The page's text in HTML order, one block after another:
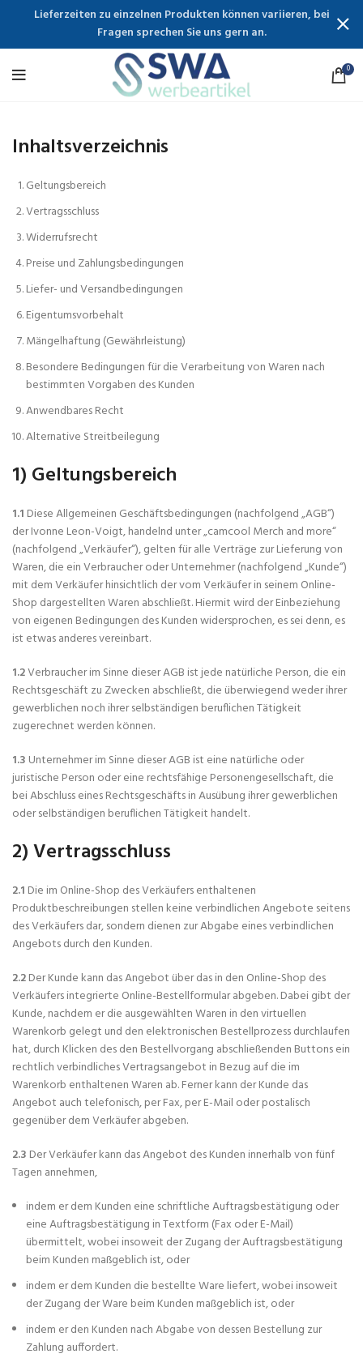
0
Inhaltsverzeichnis
Geltungsbereich
Vertragsschluss
Widerrufsrecht
Preise und Zahlungsbedingungen
Liefer- und Versandbedingungen
Eigentumsvorbehalt
Mängelhaftung (Gewährleistung)
Besondere Bedingungen für die Verarbeitung von Waren nach
bestimmten Vorgaben des Kunden
Anwendbares Recht
Alternative Streitbeilegung
1) Geltungsbereich
1.1 Diese Allgemeinen Geschäftsbedingungen (nachfolgend „AGB“)
der Ivonne Leon-Voigt, handelnd unter „camcool Merch and more“
(nachfolgend „Verkäufer“), gelten für alle Verträge zur Lieferung von
Waren, die ein Verbraucher oder Unternehmer (nachfolgend „Kunde“)
mit dem Verkäufer hinsichtlich der vom Verkäufer in seinem Online-
Shop dargestellten Waren abschließt. Hiermit wird der Einbeziehung
von eigenen Bedingungen des Kunden widersprochen, es sei denn, es
ist etwas anderes vereinbart.
1.2Verbraucher im Sinne dieser AGB ist jede natürliche Person, die ein
Rechtsgeschäft zu Zwecken abschließt, die überwiegend weder ihrer
gewerblichen noch ihrer selbständigen beruflichen Tätigkeit
zugerechnet werden können.
1.3 Unternehmer im Sinne dieser AGB ist eine natürliche oder
juristische Person oder eine rechtsfähige Personengesellschaft, die
bei Abschluss eines Rechtsgeschäfts in Ausübung ihrer gewerblichen
oder selbständigen beruflichen Tätigkeit handelt.
2) Vertragsschluss
2.1 Die im Online-Shop des Verkäufers enthaltenen
Produktbeschreibungen stellen keine verbindlichen Angebote seitens
des Verkäufers dar, sondern dienen zur Abgabe eines verbindlichen
Angebots durch den Kunden.
2.2Der Kunde kann das Angebot über das in den Online-Shop des
Verkäufers integrierte Online-Bestellformular abgeben. Dabei gibt der
Kunde, nachdem er die ausgewählten Waren in den virtuellen
Warenkorb gelegt und den elektronischen Bestellprozess durchlaufen
hat, durch Klicken des den Bestellvorgang abschließenden Buttons ein
rechtlich verbindliches Vertragsangebot in Bezug auf die im
Warenkorb enthaltenen Waren ab. Ferner kann der Kunde das
Angebot auch telefonisch, per Fax, per E-Mail oder postalisch
gegenüber dem Verkäufer abgeben.
2.3 Der Verkäufer kann das Angebot des Kunden innerhalb von fünf
Tagen annehmen,
indem er dem Kunden eine schriftliche Auftragsbestätigung oder
eine Auftragsbestätigung in Textform (Fax oder E-Mail)
übermittelt, wobei insoweit der Zugang der Auftragsbestätigung
beim Kunden maßgeblich ist, oder
indem er dem Kunden die bestellte Ware liefert, wobei insoweit
der Zugang der Ware beim Kunden maßgeblich ist, oder
indem er den Kunden nach Abgabe von dessen Bestellung zur
Zahlung auffordert.
Lieferzeiten zu einzelnen Produkten können variieren, bei
Fragen sprechen Sie uns gern an.